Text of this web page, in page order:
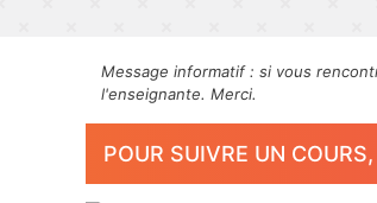
Message informatif : si vous
l'enseignante. Merci.
POUR SUIVRE UN